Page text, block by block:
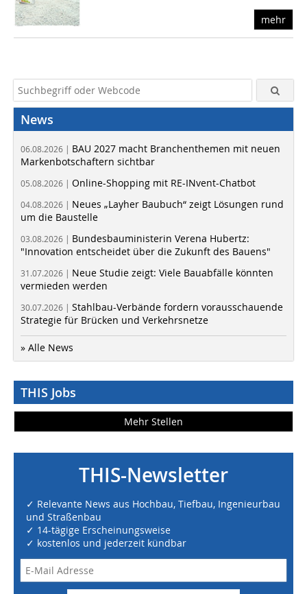
mehr
News
06.08.2026 | BAU 2027 macht Branchenthemen mit neuen
Markenbotschaftern sichtbar
05.08.2026 | Online-Shopping mit RE-INvent-Chatbot
04.08.2026 | Neues „Layher Baubuch“ zeigt Lösungen rund
um die Baustelle
03.08.2026 | Bundesbauministerin Verena Hubertz:
"Innovation entscheidet über die Zukunft des Bauens"
31.07.2026 | Neue Studie zeigt: Viele Bauabfälle könnten
vermieden werden
30.07.2026 | Stahlbau-Verbände fordern vorausschauende
Strategie für Brücken und Verkehrsnetze
» Alle News
THIS Jobs
Mehr Stellen
THIS-Newsletter
✓ Relevante News aus Hochbau, Tiefbau, Ingenieurbau
und Straßenbau
✓ 14-tägige Erscheinungsweise
✓ kostenlos und jederzeit kündbar